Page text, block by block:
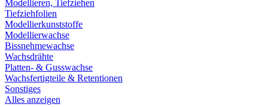
Modellieren, Tiefziehen
Tiefziehfolien
Modellierkunststoffe
Modellierwachse
Bissnehmewachse
Wachsdrähte
Platten- & Gusswachse
Wachsfertigteile & Retentionen
Sonstiges
Alles anzeigen